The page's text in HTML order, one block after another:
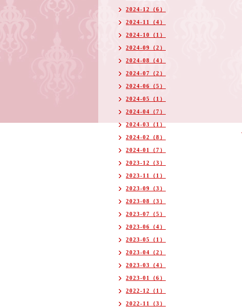
2024-12（6）
2024-11（4）
2024-10（1）
2024-09（2）
2024-08（4）
2024-07（2）
2024-06（5）
2024-05（1）
2024-04（7）
2024-03（1）
2024-02（8）
2024-01（7）
2023-12（3）
2023-11（1）
2023-09（3）
2023-08（3）
2023-07（5）
2023-06（4）
2023-05（1）
2023-04（2）
2023-03（4）
2023-01（6）
2022-12（1）
2022-11（3）